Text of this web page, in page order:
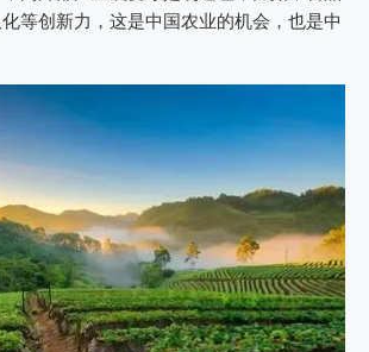
等创新力，这是中国农业的机会，也是中